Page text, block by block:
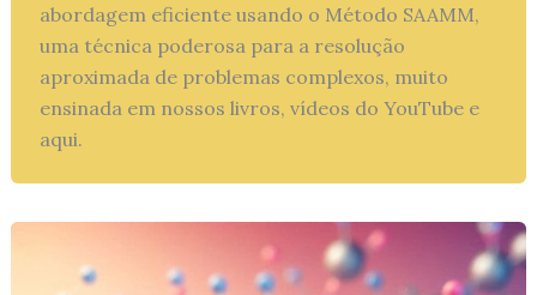
abordagem eficiente usando o Método SAAMM,
uma técnica poderosa para a resolução
aproximada de problemas complexos, muito
ensinada em nossos livros, vídeos do YouTube e
aqui.